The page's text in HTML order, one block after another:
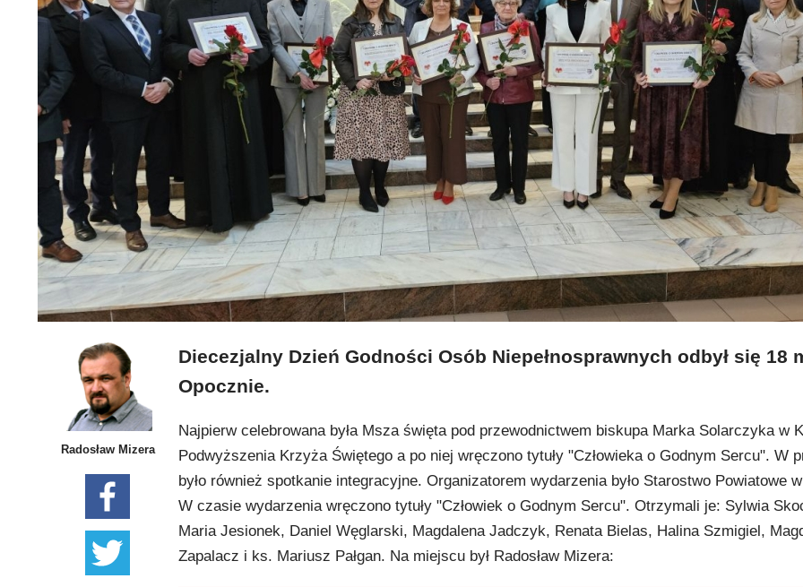
Radosław Mizera
Diecezjalny Dzień Godności Osób Niepełnosprawnych odbył się 18
Opocznie.
Najpierw celebrowana była Msza święta pod przewodnictwem biskupa Marka Solarczyka w
Podwyższenia Krzyża Świętego a po niej wręczono tytuły "Człowieka o Godnym Sercu". W
było również spotkanie integracyjne. Organizatorem wydarzenia było Starostwo Powiatowe
W czasie wydarzenia wręczono tytuły "Człowiek o Godnym Sercu". Otrzymali je: Sylwia
Maria Jesionek, Daniel Węglarski, Magdalena Jadczyk, Renata Bielas, Halina Szmigiel,
Zapalacz i ks. Mariusz Pałgan. Na miejscu był Radosław Mizera: